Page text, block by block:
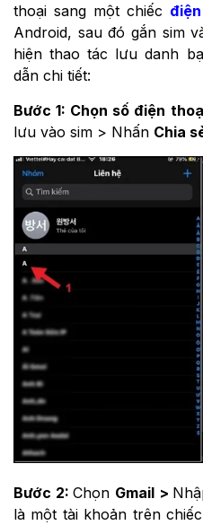
thoại sang một chiếc
Android, sau đó gắn sim
hiện thao tác lưu danh
dẫn chi tiết:
Bước 1: Chọn số điện
lưu vào sim > Nhấn Chia
Bước 2:Chọn Gmail >
là một tài khoản trên